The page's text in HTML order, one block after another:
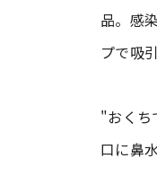
品。感
プで吸
"おくち
口に鼻